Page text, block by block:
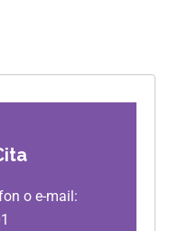
o e-mail: